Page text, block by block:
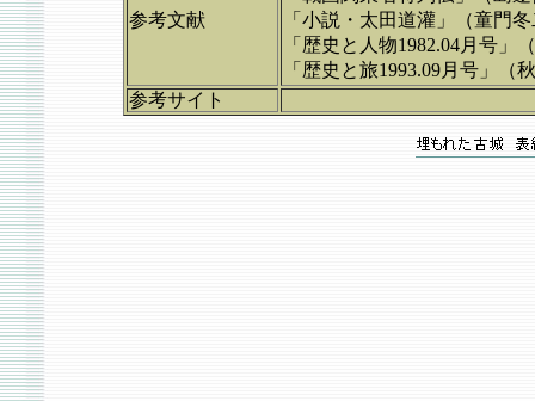
参考文献
「小説・太田道灌」（童門
「歴史と人物1982.04月号」
「歴史と旅1993.09月号」（
参考サイト